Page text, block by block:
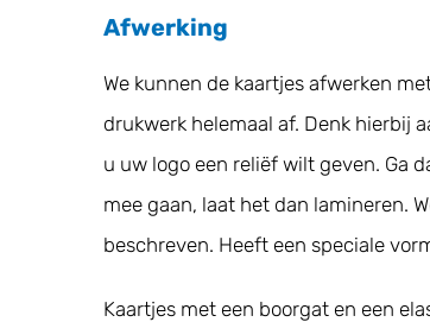
Afwerking
We kunnen de kaartjes afwerken
drukwerk helemaal af. Denk hierbij
u uw logo een reliëf wilt geven. Ga
mee gaan, laat het dan lamineren.
beschreven. Heeft een speciale
Kaartjes met een boorgat en een